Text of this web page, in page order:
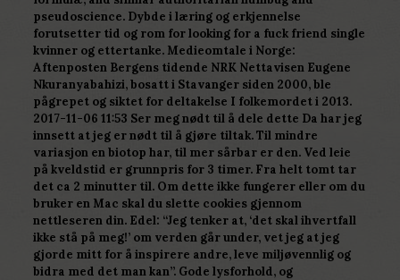
pseudoscience. Dybde i læring og erkjennelse
forutsetter tid og rom for looking for a fuck friend single
kvinner og ettertanke. Medieomtale i Norge:
Aftenposten Bergens tidende NRK Nettavisen Eugene
Nkuranyabahizi, bosatt i Stavanger siden 2000, ble
pågrepet og siktet for deltakelse I folkemordet i 2013.
2017-11-06 11:53 Ser meg nødt til å dele dette Da har jeg
innsett at jeg er nødt til å gjøre tiltak. Til mindre
variasjon en biotop har, til mer sårbar er den. Ved leie
på kveldstid er grunnpris for 3 timer. Fra helt tomt tar
det ca 2 minutter til. Om dette ikke fungerer eller om du
bruker en Mac skal du slette cookies gjennom
nettleseren din. Edel: “Jeg tenker at, ‘det skal ihvertfall
ikke stå på meg!’ om verden går under, vet jeg at jeg
gjorde mitt for å inspirere andre, leve miljøvennlig og
bidra med det man kan”. Gode lysforhold, og